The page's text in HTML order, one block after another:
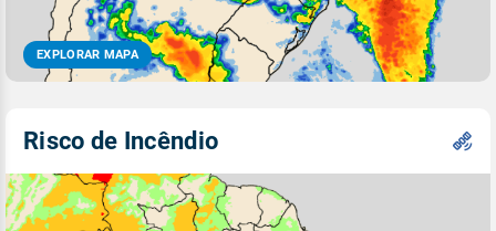
EXPLORAR MAPA
Risco de Incêndio